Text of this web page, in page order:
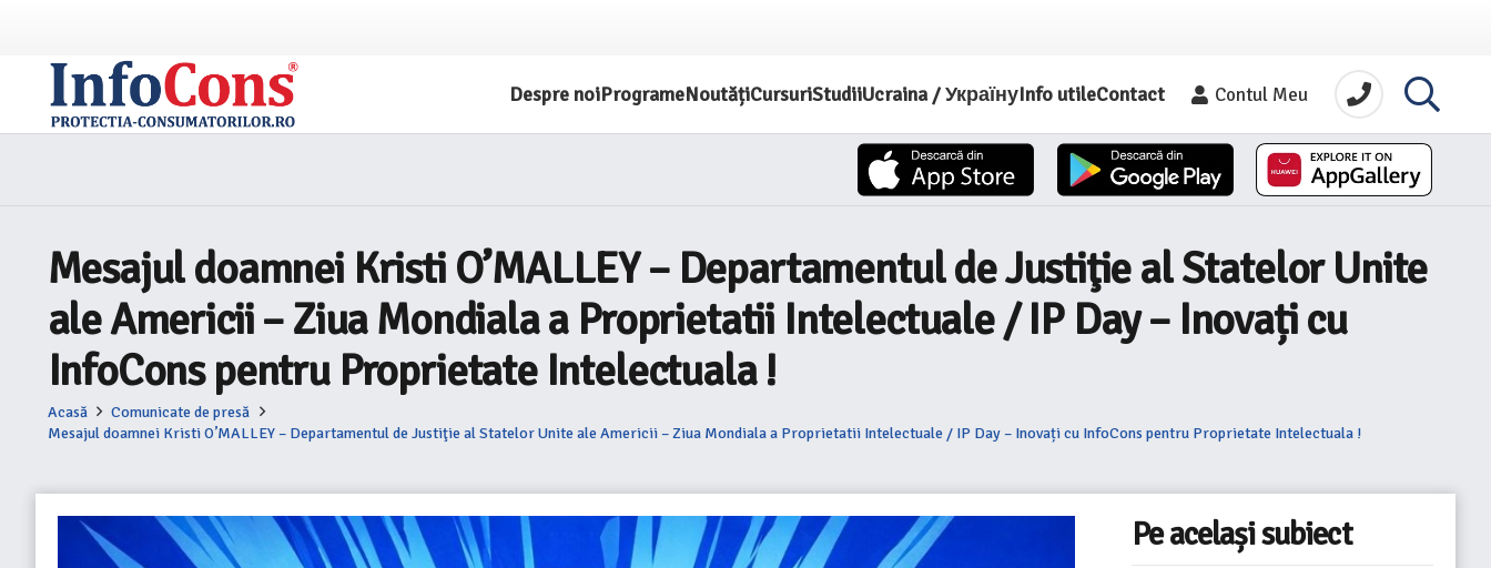
Despre noiProgrameNoutățiCursuriStudiiUcraina / УкраїнуInfo utileContact Contul Meu
Mesajul doamnei Kristi O’MALLEY – Departamentul de Justiţie al Statelor Unite
ale Americii – Ziua Mondiala a Proprietatii Intelectuale / IP Day – Inovați cu
InfoCons pentru Proprietate Intelectuala !
Acasă
Comunicate de presă
Mesajul doamnei Kristi O’MALLEY – Departamentul de Justiţie al Statelor Unite ale Americii – Ziua Mondiala a Proprietatii Intelectuale / IP Day – Inovați cu InfoCons pentru Proprietate Intelectuala !
Pe același subiect